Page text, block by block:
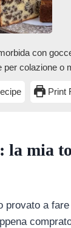
con
per colazione o
Print
la mia
provato a